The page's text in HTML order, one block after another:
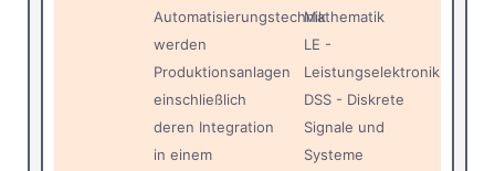
Automatisierungstechnik
werden
Produktionsanlagen
einschließlich
deren Integration
in einem
Mathematik
LE -
Leistungselektronik
DSS - Diskrete
Signale und
Systeme